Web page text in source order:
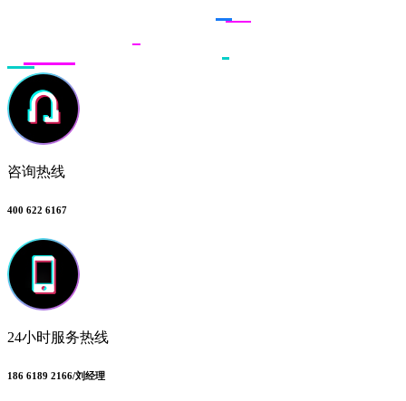
咨询热线
400 622 6167
24小时服务热线
186 6189 2166/刘经理